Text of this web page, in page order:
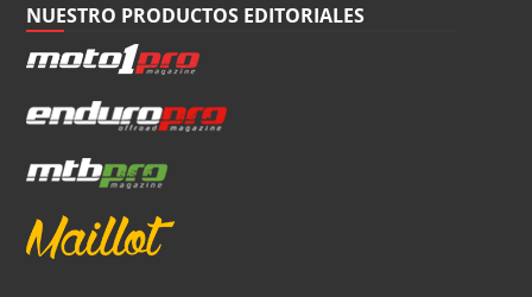
NUESTRO PRODUCTOS EDITORIALES